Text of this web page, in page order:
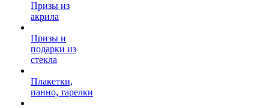
Призы из
акрила
Призы и
подарки из
стекла
Плакетки,
панно, тарелки